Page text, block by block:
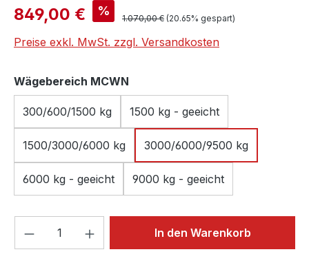
Verkaufspreis:
849,00 € % Regulärer Preis:
1.070,00 € (20.65% gespart)
Preise exkl. MwSt. zzgl. Versandkosten
Wägebereich MCWN
300/600/1500 kg 1500 kg - geeicht
1500/3000/6000 kg 3000/6000/9500 kg
6000 kg - geeicht 9000 kg - geeicht
Produkt Anzahl: Gib denIn den Warenkorb